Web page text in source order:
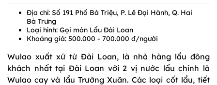
Địa chỉ: Số 191 Phố Bà Triệu, P. Lê Đại Hành, Q. Hai
Bà Trưng
Loại hình: Gọi món Lẩu Đài Loan
Khoảng giá: 500.000 - 700.000 đ/người
Wulao xuất xứ từ Đài Loan, là nhà hàng lẩu đông
khách nhất tại Đài Loan với 2 vị nước lẩu chính là
Wulao cay và lẩu Trường Xuân. Các loại cốt lẩu, tiết